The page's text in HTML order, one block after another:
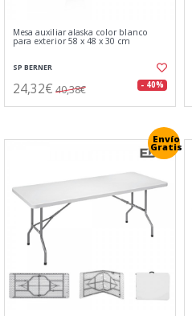
Mesa auxiliar alaska color blanco
para exterior 58 x 48 x 30 cm
SP BERNER
24,32€ 40,38€ - 40%
Envío
Gratis